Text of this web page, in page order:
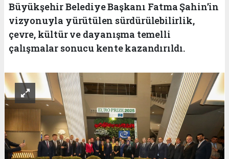
Büyükşehir Belediye Başkanı Fatma Şahin’in
vizyonuyla yürütülen sürdürülebilirlik,
çevre, kültür ve dayanışma temelli
çalışmalar sonucu kente kazandırıldı.